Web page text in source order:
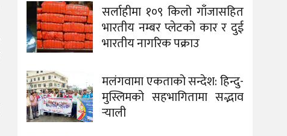
सर्लाहीमा १०९ किलो गाँजासहित
भारतीय नम्बर प्लेटको कार र दुई
भारतीय नागरिक पक्राउ
मलंगवामा एकताको सन्देश: हिन्दु-
मुस्लिमको सहभागितामा सद्भाव
र्‍याली